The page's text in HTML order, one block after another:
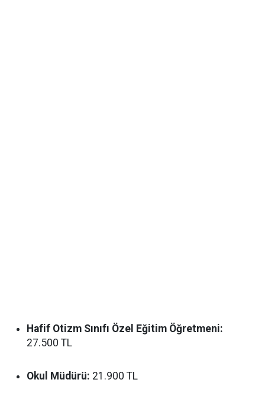
Hafif Otizm Sınıfı Özel Eğitim Öğretmeni:
27.500 TL
Okul Müdürü: 21.900 TL